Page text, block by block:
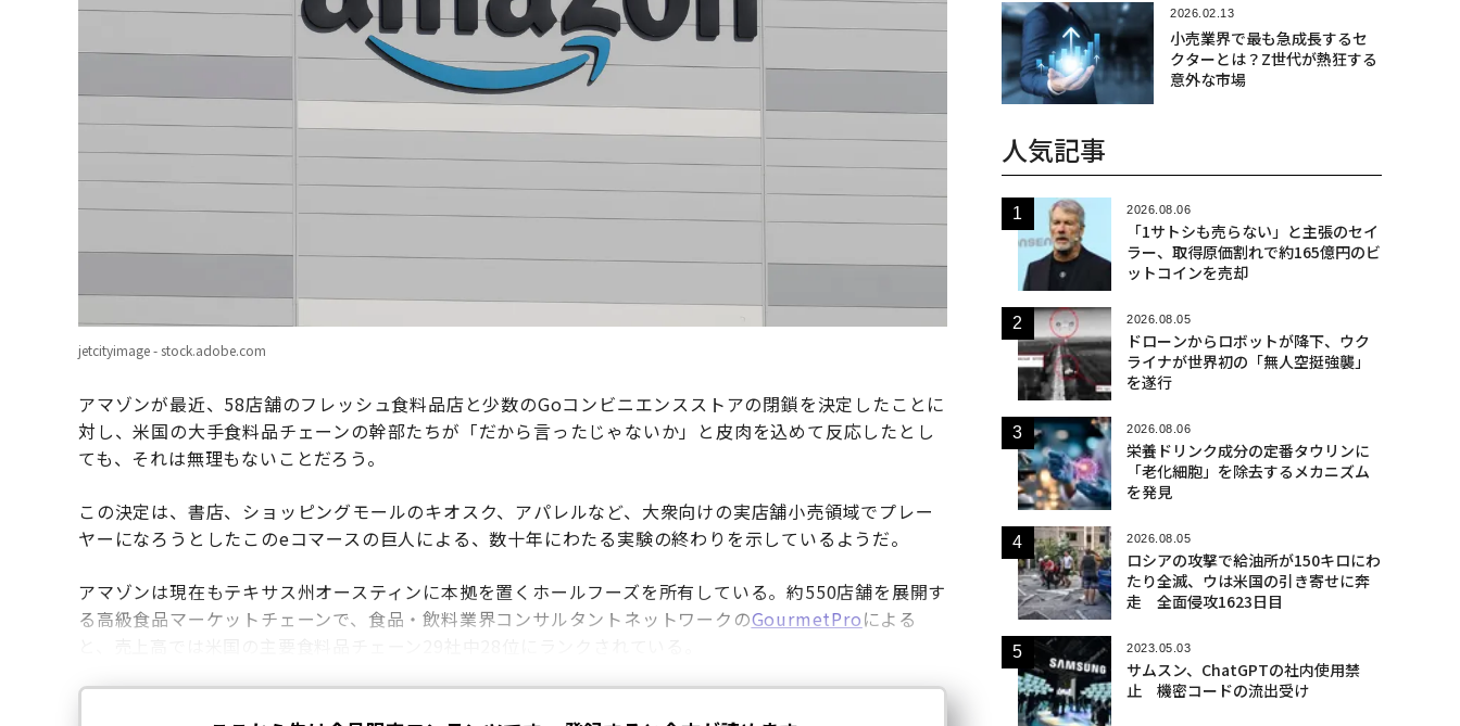
jetcityimage - stock.adobe.com
アマゾンが最近、58店舗のフレッシュ食料品店と少数のGoコンビニエンスストアの閉鎖を決定したことに
対し、米国の大手食料品チェーンの幹部たちが「だから言ったじゃないか」と皮肉を込めて反応したとし
ても、それは無理もないことだろう。
この決定は、書店、ショッピングモールのキオスク、アパレルなど、大衆向けの実店舗小売領域でプレー
ヤーになろうとしたこのeコマースの巨人による、数十年にわたる実験の終わりを示しているようだ。
アマゾンは現在もテキサス州オースティンに本拠を置くホールフーズを所有している。約550店舗を展開す
る高級食品マーケットチェーンで、食品・飲料業界コンサルタントネットワークのGourmetProによる
2026.02.13
小売業界で最も急成長するセ
クターとは？Z世代が熱狂する
意外な市場
人気記事
2026.08.06
「1サトシも売らない」と主張のセイ
ラー、取得原価割れで約165億円のビ
ットコインを売却
2026.08.05
ドローンからロボットが降下、ウク
ライナが世界初の「無人空挺強襲」
を遂行
2026.08.06
栄養ドリンク成分の定番タウリンに
「老化細胞」を除去するメカニズム
を発見
2026.08.05
ロシアの攻撃で給油所が150キロにわ
たり全滅、ウは米国の引き寄せに奔
走 全面侵攻1623日目
2023.05.03
サムスン、ChatGPTの社内使用禁
止 機密コードの流出受け